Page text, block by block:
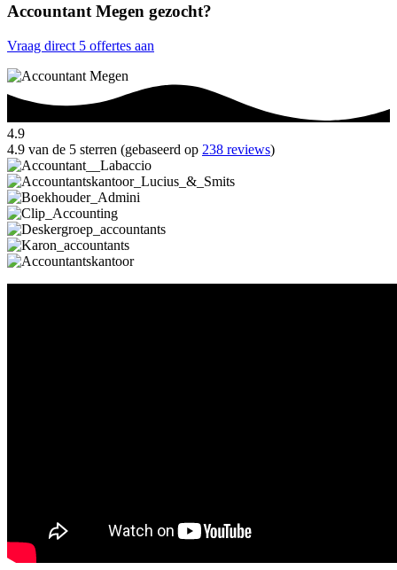
Accountant Megen gezocht?
Vraag direct 5 offertes aan
4.9
4.9 van de 5 sterren (gebaseerd op 238 reviews)